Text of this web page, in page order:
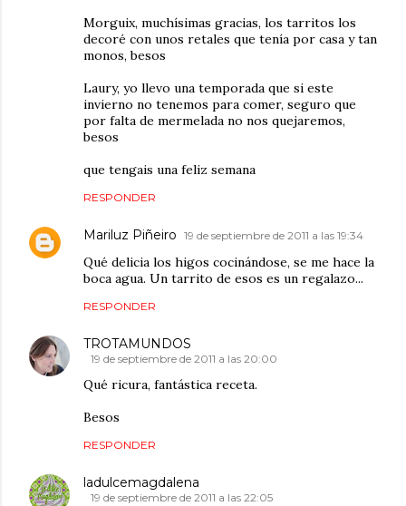
Morguix, muchísimas gracias, los tarritos los
decoré con unos retales que tenía por casa y tan
monos, besos
Laury, yo llevo una temporada que si este
invierno no tenemos para comer, seguro que
por falta de mermelada no nos quejaremos,
besos
que tengais una feliz semana
RESPONDER
Mariluz Piñeiro 19 de septiembre de 2011 a las 19:34
Qué delicia los higos cocinándose, se me hace la
boca agua. Un tarrito de esos es un regalazo...
RESPONDER
TROTAMUNDOS
19 de septiembre de 2011 a las 20:00
Qué ricura, fantástica receta.
Besos
RESPONDER
ladulcemagdalena
19 de septiembre de 2011 a las 22:05